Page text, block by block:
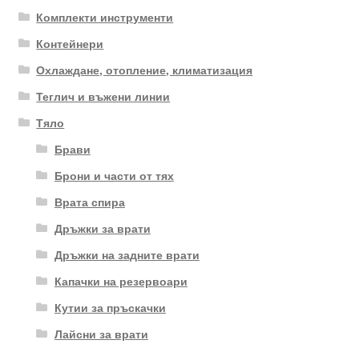
Комплекти инструменти
Контейнери
Охлаждане, отопление, климатизация
Теглич и въжени линии
Тяло
Брави
Брони и части от тях
Врата спира
Дръжки за врати
Дръжки на задните врати
Капачки на резервоари
Кутии за пръскачки
Лайсни за врати